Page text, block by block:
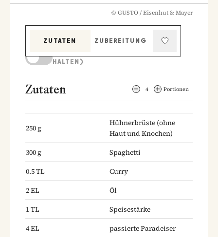
© GUSTO / Eisenhut & Mayer
ZUTATEN
ZUBEREITUNG
HALTEN)
Zutaten 4 Portionen
250g
Hühnerbrüste (ohne
Haut und Knochen)
300g
Spaghetti
0.5TL
Curry
2EL
Öl
1TL
Speisestärke
4EL
passierte Paradeiser